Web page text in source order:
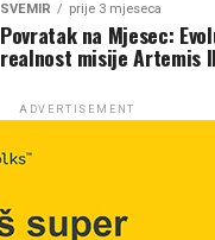
SVEMIR prije 3 mjeseca
Povratak na Mjesec:
realnost misije Artemis
ADVERTISEMENT